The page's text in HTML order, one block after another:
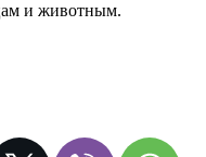
и животным.